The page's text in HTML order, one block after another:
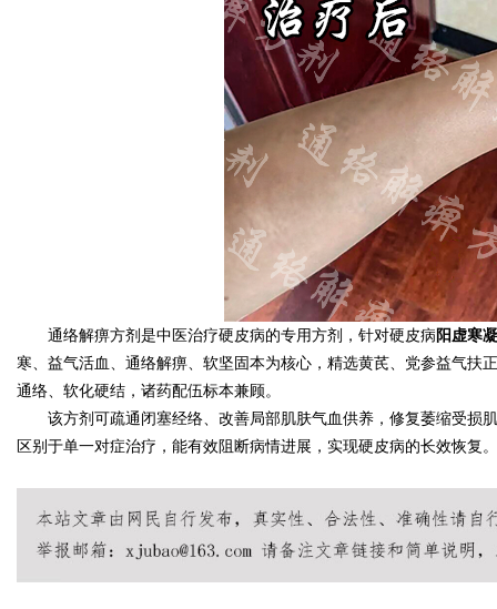
通络解痹方剂是中医治疗硬皮病的专用方剂，针对硬皮病 阳虚寒
寒、益气活血、通络解痹、软坚固本为核心，精选黄芪、党参益气扶
通络、软化硬结，诸药配伍标本兼顾。
该方剂可疏通闭塞经络、改善局部肌肤气血供养，修复萎缩受损
区别于单一对症治疗，能有效阻断病情进展，实现硬皮病的长效恢复。